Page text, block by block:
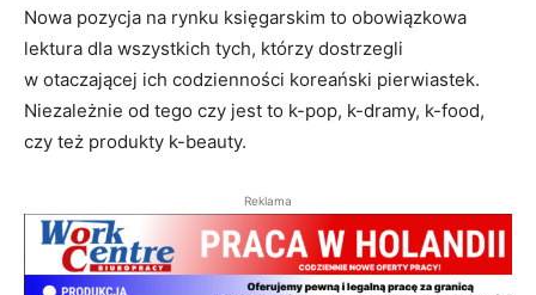
Nowa pozycja na rynku księgarskim to obowiązkowa
lektura dla wszystkich tych, którzy dostrzegli
w otaczającej ich codzienności koreański pierwiastek.
Niezależnie od tego czy jest to k-pop, k-dramy, k-food,
czy też produkty k-beauty.
Reklama